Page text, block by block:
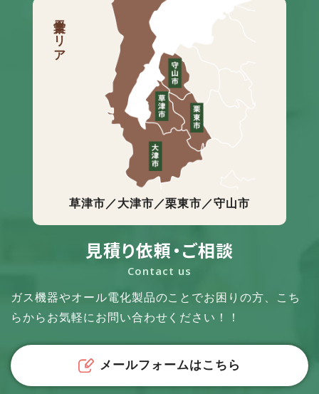
営業エリア
草津市／大津市／栗東市／守山市
見積り依頼・ご相談
Contact us
ガス機器やオール電化製品のことでお困りの方、
こち
らからお気軽にお問い合わせください！！
メールフォームはこちら